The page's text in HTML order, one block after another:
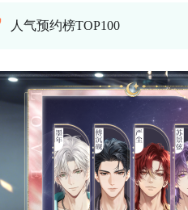
人气预约榜TOP100